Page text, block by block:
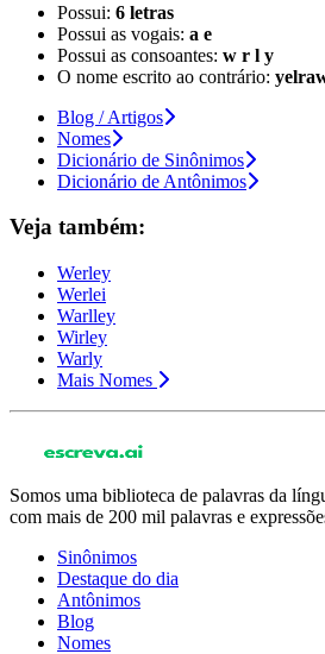
Possui: 6 letras
Possui as vogais: a e
Possui as consoantes: w r l y
O nome escrito ao contrário:
Blog / Artigos
Nomes
Dicionário de Sinônimos
Dicionário de Antônimos
Veja também:
Werley
Werlei
Warlley
Wirley
Warly
Mais Nomes
Somos uma biblioteca de palavras da
com mais de 200 mil palavras e
Sinônimos
Destaque do dia
Antônimos
Blog
Nomes